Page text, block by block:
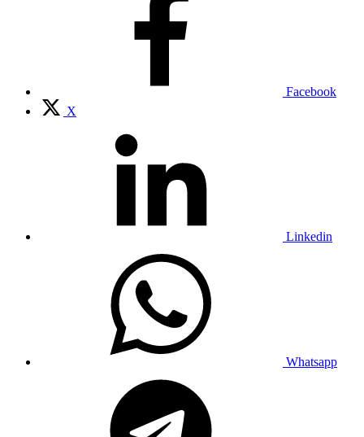
Facebook
X
Linkedin
Whatsapp